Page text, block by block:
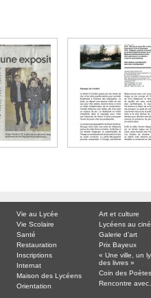
Vie au Lycée
Vie Scolaire
Santé
Restauration
Inscriptions
Internat
Maison des Lycéens
Orientation
Art et culture
Lycéens au
Galerie d’art
Prix Bayeux
« Une ville, un
des livres »
Coin des Poètes
Rencontre